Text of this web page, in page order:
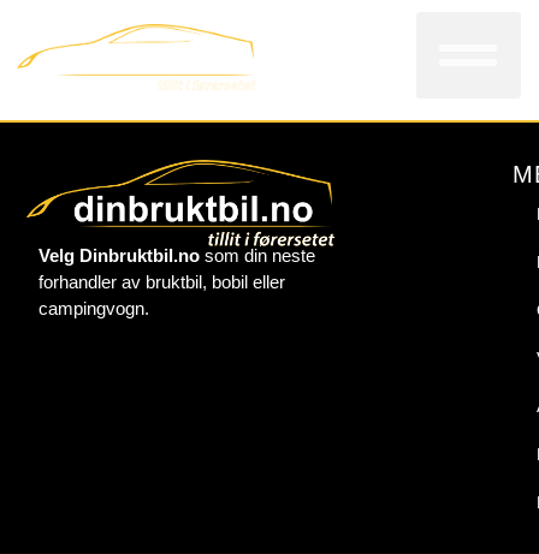
Velg Dinbruktbil.nosom din neste
forhandler av bruktbil, bobil eller
campingvogn.